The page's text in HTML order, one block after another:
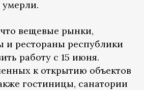
умерли.
вещевые рынки,
и рестораны республики
работу с 15 июня.
к открытию объектов
гостиницы, санатории